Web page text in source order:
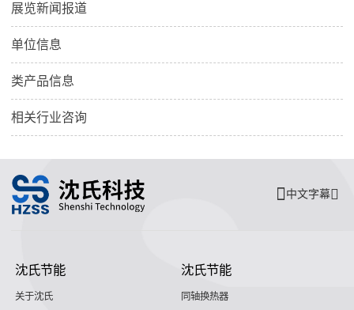
展览新闻报道
单位信息
类产品信息
相关行业咨询
中文字幕
沈氏节能
关于沈氏
沈氏节能
同轴换热器